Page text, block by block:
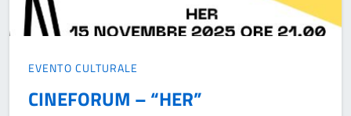
EVENTO CULTURALE
CINEFORUM – “HER”